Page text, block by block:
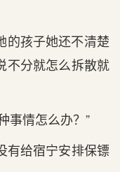
的孩子她还不‌清楚
不‌分就怎么拆散就
事情怎么办？”
有给宿宁安排保镖